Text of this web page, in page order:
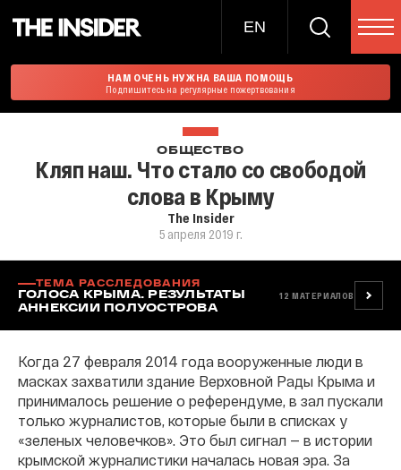
EN
НАМ ОЧЕНЬ НУЖНА ВАША ПОМОЩЬ
Подпишитесь на регулярные пожертвования
ОБЩЕСТВО
Кляп наш. Что стало со свободой
слова в Крыму
The Insider
5 апреля 2019 г.
ТЕМА РАССЛЕДОВАНИЯ
ГОЛОСА КРЫМА. РЕЗУЛЬТАТЫ
АННЕКСИИ ПОЛУОСТРОВА
12 МАТЕРИАЛОВ
Когда 27 февраля 2014 года вооруженные люди в
масках захватили здание Верховной Рады Крыма и
принималось решение о референдуме, в зал пускали
только журналистов, которые были в списках у
«зеленых человечков». Это был сигнал — в истории
крымской журналистики началась новая эра. За